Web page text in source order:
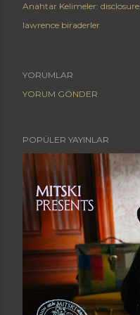
Anahtar Kelimeler: disclosure
lawrence biraderler
YORUMLAR
YORUM GÖNDER
POPÜLER YAYINLAR